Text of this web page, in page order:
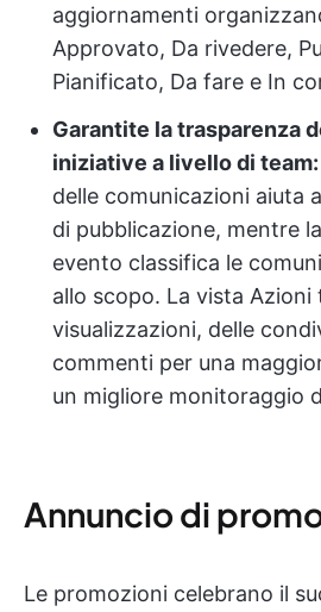
aggiornamenti
Approvato, Da rivedere,
Pianificato, Da fare e In
Garantite la trasparenza
iniziative a livello di team:
delle comunicazioni aiuta
di pubblicazione, mentre
evento classifica le
allo scopo. La vista
visualizzazioni, delle
commenti per una
un migliore monitoraggio
Annuncio di
Le promozioni celebrano il